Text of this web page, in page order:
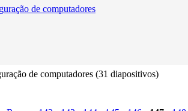
de computadores
de computadores (31 diapositivos)